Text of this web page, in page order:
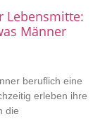
Lebensmitte:
Männer
beruflich eine
erleben ihre
die